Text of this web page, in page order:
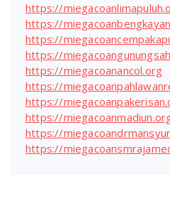
https://
https://
https://
https://
https://miegacoanancol.org
https://
https://
https://
https://
https://